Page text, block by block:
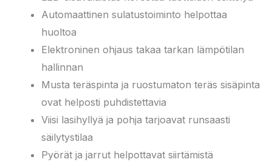
Automaattinen sulatustoiminto helpottaa
huoltoa
Elektroninen ohjaus takaa tarkan lämpötilan
hallinnan
Musta teräspinta ja ruostumaton teräs sisäpinta
ovat helposti puhdistettavia
Viisi lasihyllyä ja pohja tarjoavat runsaasti
säilytystilaa
Pyörät ja jarrut helpottavat siirtämistä